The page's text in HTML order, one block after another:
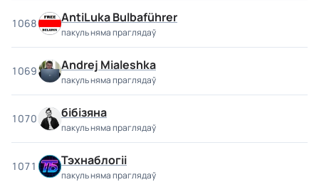
1068 AntiLuka Bulbaführer
пакуль няма праглядаў
1069 Andrej Mialeshka
пакуль няма праглядаў
1070 бібізяна
пакуль няма праглядаў
1071 Тэхнаблогіі
пакуль няма праглядаў